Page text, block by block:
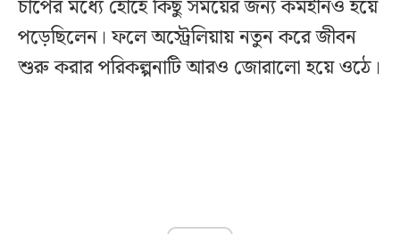
চাপের মধ্যে হোর্হে কিছু সময়ের জন্য কর্মহীনও হয়ে
পড়েছিলেন। ফলে অস্ট্রেলিয়ায় নতুন করে জীবন
শুরু করার পরিকল্পনাটি আরও জোরালো হয়ে ওঠে।